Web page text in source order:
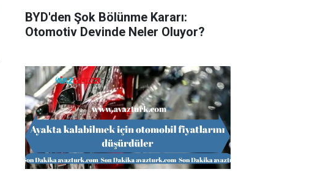
BYD'den Şok Bölünme Kararı:
Otomotiv Devinde Neler Oluyor?